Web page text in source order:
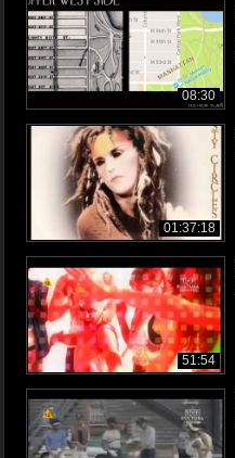
08:30
01:37:18
51:54